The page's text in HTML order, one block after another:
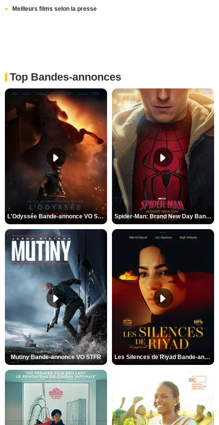
Meilleurs films selon la presse
Top Bandes-annonces
L'Odyssée Bande-annonce VO STFR Spider-Man: Brand New Day Bande-annonce VO STFR
Mutiny Bande-annonce VO STFR Les Silences de Riyad Bande-annonce VO STFR